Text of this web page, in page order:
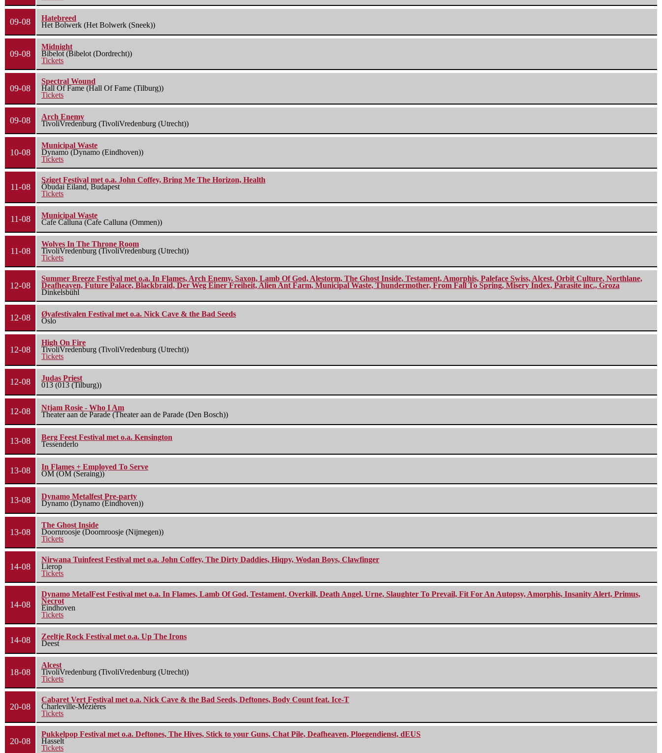
09-08
Hatebreed
Het Bolwerk (Het Bolwerk (Sneek))
09-08
Midnight
Bibelot (Bibelot (Dordrecht))
Tickets
09-08
Spectral Wound
Hall Of Fame (Hall Of Fame (Tilburg))
Tickets
09-08
Arch Enemy
TivoliVredenburg (TivoliVredenburg (Utrecht))
10-08
Municipal Waste
Dynamo (Dynamo (Eindhoven))
Tickets
11-08
Sziget Festival met o.a. John Coffey, Bring Me The Horizon, Health
Óbudai Eiland, Budapest
Tickets
11-08
Municipal Waste
Cafe Calluna (Cafe Calluna (Ommen))
11-08
Wolves In The Throne Room
TivoliVredenburg (TivoliVredenburg (Utrecht))
Tickets
12-08
Summer Breeze Festival met o.a. In Flames, Arch Enemy, Saxon, Lamb Of God, Alestorm, The Ghost Inside, Testament, Amorphis, Paleface Swiss, Alcest, Orbit Culture, Northlane,
Deafheaven, Future Palace, Blackbraid, Der Weg Einer Freiheit, Alien Ant Farm, Municipal Waste, Thundermother, From Fall To Spring, Misery Index, Parasite inc., Groza
Dinkelsbühl
12-08
Øyafestivalen Festival met o.a. Nick Cave & the Bad Seeds
Oslo
12-08
High On Fire
TivoliVredenburg (TivoliVredenburg (Utrecht))
Tickets
12-08
Judas Priest
013 (013 (Tilburg))
12-08
Ntjam Rosie - Who I Am
Theater aan de Parade (Theater aan de Parade (Den Bosch))
13-08
Berg Feest Festival met o.a. Kensington
Tessenderlo
13-08
In Flames + Employed To Serve
OM (OM (Seraing))
13-08
Dynamo Metalfest Pre-party
Dynamo (Dynamo (Eindhoven))
13-08
The Ghost Inside
Doornroosje (Doornroosje (Nijmegen))
Tickets
14-08
Nirwana Tuinfeest Festival met o.a. John Coffey, The Dirty Daddies, Hiqpy, Wodan Boys, Clawfinger
Lierop
Tickets
14-08
Dynamo MetalFest Festival met o.a. In Flames, Lamb Of God, Testament, Overkill, Death Angel, Urne, Slaughter To Prevail, Fit For An Autopsy, Amorphis, Insanity Alert, Primus,
Necrot
Eindhoven
Tickets
14-08
Zeeltje Rock Festival met o.a. Up The Irons
Deest
18-08
Alcest
TivoliVredenburg (TivoliVredenburg (Utrecht))
Tickets
20-08
Cabaret Vert Festival met o.a. Nick Cave & the Bad Seeds, Deftones, Body Count feat. Ice-T
Charleville-Mézières
Tickets
20-08
Pukkelpop Festival met o.a. Deftones, The Hives, Stick to your Guns, Chat Pile, Deafheaven, Ploegendienst, dEUS
Hasselt
Tickets